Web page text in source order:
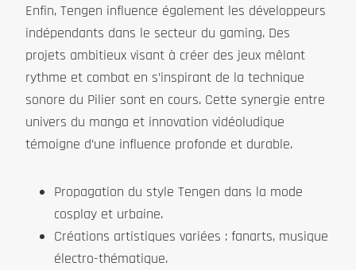
Enfin, Tengen influence également les développeurs
indépendants dans le secteur du gaming. Des
projets ambitieux visant à créer des jeux mêlant
rythme et combat en s’inspirant de la technique
sonore du Pilier sont en cours. Cette synergie entre
univers du manga et innovation vidéoludique
témoigne d’une influence profonde et durable.
Propagation du style Tengen dans la mode
cosplay et urbaine.
Créations artistiques variées : fanarts, musique
électro-thématique.